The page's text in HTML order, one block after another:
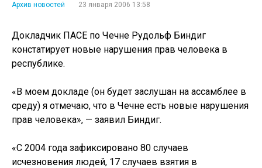
Архив новостей 23 января 2006 13:58
Докладчик ПАСЕ по Чечне Рудольф Биндиг
констатирует новые нарушения прав человека в
республике.
«В моем докладе (он будет заслушан на ассамблее в
среду) я отмечаю, что в Чечне есть новые нарушения
прав человека», — заявил Биндиг.
«С 2004 года зафиксировано 80 случаев
исчезновения людей, 17 случаев взятия в